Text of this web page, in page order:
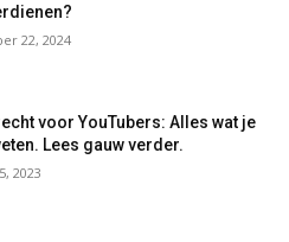
22, 2024
voor YouTubers: Alles wat je
Lees gauw verder.
2023